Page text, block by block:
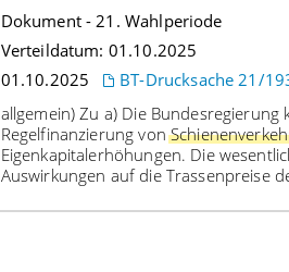
Dokument -21 . Wahlperiode
Verteildatum: 01.10.2025
01.10.2025
BT-Drucksache 21/
allgemein) Zu a) Die
Regelfinanzierung von
Eigenkapitalerhöhungen. Die
Auswirkungen auf die Trassenpreise